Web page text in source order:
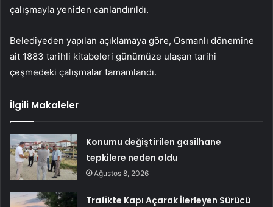
çalışmayla yeniden canlandırıldı.
Belediyeden yapılan açıklamaya göre, Osmanlı dönemine
ait 1883 tarihli kitabeleri günümüze ulaşan tarihi
çeşmedeki çalışmalar tamamlandı.
İlgili Makaleler
Konumu değiştirilen gasilhane
tepkilere neden oldu
Ağustos 8, 2026
Trafikte Kapı Açarak İlerleyen Sürücü